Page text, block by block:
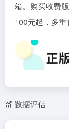
箱。购买收费
100元起，多重
数据评估